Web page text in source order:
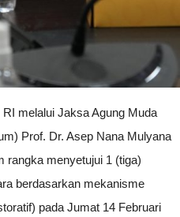
melalui Jaksa Agung Muda
Prof. Dr. Asep Nana Mulyana
rangka menyetujui 1 (tiga)
berdasarkan mekanisme
pada Jumat 14 Februari